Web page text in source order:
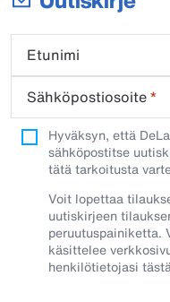
Etunimi
Sähköpostiosoite*
Hyväksyn, että
sähköpostitse
tätä tarkoitusta
Voit lopettaa
uutiskirjeen
peruutuspainiketta.
käsittelee
henkilötietojasi